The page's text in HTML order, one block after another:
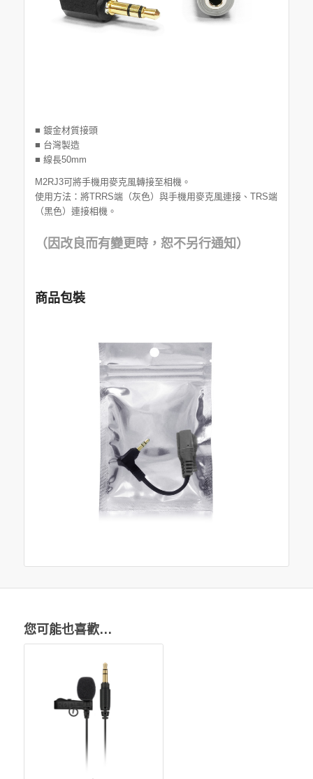
■ 鍍金材質接頭
■ 台灣製造
■ 線長50mm
M2RJ3可將手機用麥克風轉接至相機。
使用方法：將TRRS端（灰色）與手機用麥克風連接、TRS端
（黑色）連接相機。
（因改良而有變更時，恕不另行通知）
商品包裝
您可能也喜歡…